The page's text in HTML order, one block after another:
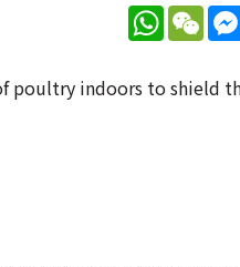
poultry indoors to shield